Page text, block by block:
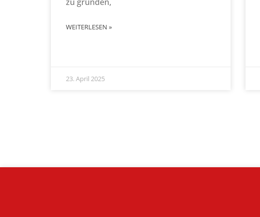
WEITERLESEN »
23. April 2025